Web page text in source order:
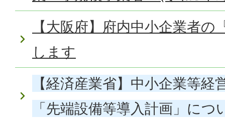
【大阪府】府内中小企業者
します
【経済産業省】中小企業等経
「先端設備等導入計画」につ